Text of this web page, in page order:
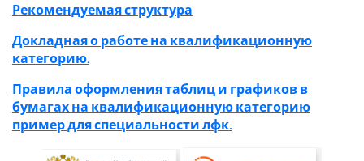
Рекомендуемая структура
Докладная о работе на квалификационную
категорию.
Правила оформления таблиц и графиков в
бумагах на квалификационную категорию
пример для специальности лфк.